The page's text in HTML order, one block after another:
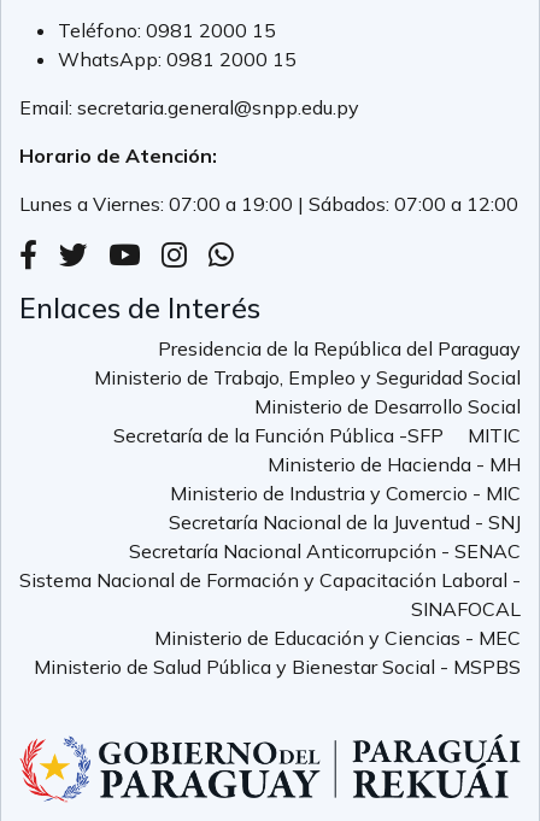
Teléfono: 0981 2000 15
WhatsApp: 0981 2000 15
Email: secretaria.general@snpp.edu.py
Horario de Atención:
Lunes a Viernes: 07:00 a 19:00 | Sábados: 07:00 a 12:00
Enlaces de Interés
Presidencia de la República del Paraguay
Ministerio de Trabajo, Empleo y Seguridad Social
Ministerio de Desarrollo Social
Secretaría de la Función Pública -SFP
MITIC
Ministerio de Hacienda - MH
Ministerio de Industria y Comercio - MIC
Secretaría Nacional de la Juventud - SNJ
Secretaría Nacional Anticorrupción - SENAC
Sistema Nacional de Formación y Capacitación Laboral -
SINAFOCAL
Ministerio de Educación y Ciencias - MEC
Ministerio de Salud Pública y Bienestar Social - MSPBS